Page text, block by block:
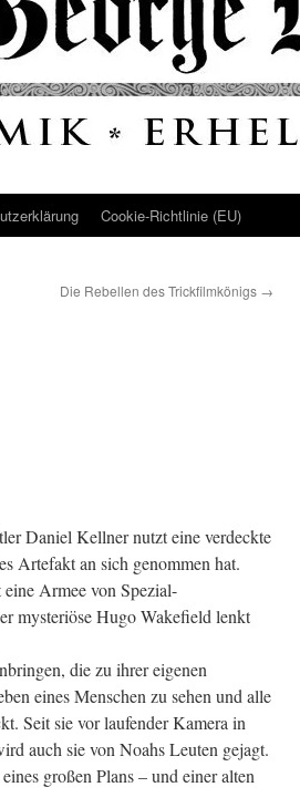
Cookie-Richtlinie (EU)
Die Rebellen des Trickfilmkönigs →
Daniel Kellner nutzt eine verdeckte
Artefakt an sich genommen hat.
Armee von Spezial-
mysteriöse Hugo Wakefield lenkt
die zu ihrer eigenen
eines Menschen zu sehen und alle
Seit sie vor laufender Kamera in
auch sie von Noahs Leuten gejagt.
großen Plans – und einer alten